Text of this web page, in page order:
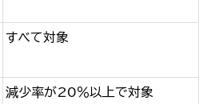
すべて対象
減少率が20％以上で対象